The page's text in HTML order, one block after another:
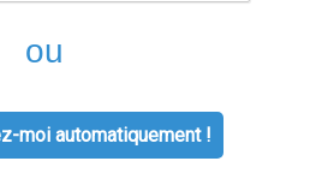
ou
moi automatiquement !